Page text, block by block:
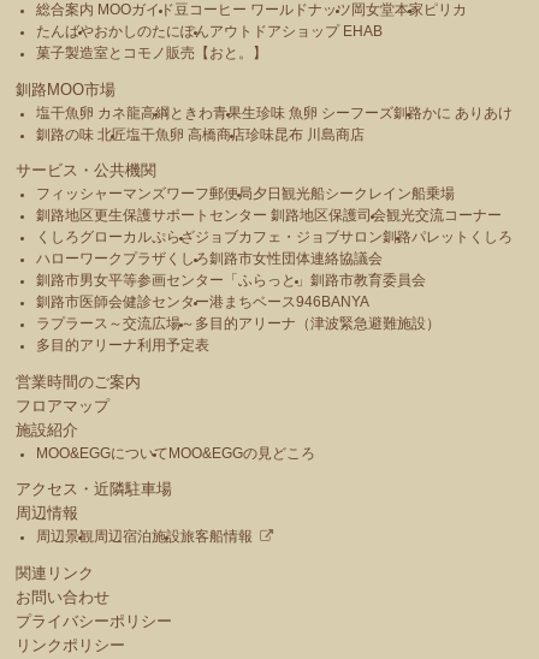
総合案内 MOOガイド豆コーヒー ワールドナッツ 岡女堂本家 ピリカ
たんばやおかしのたにぽんアウトドアショップ EHAB
菓子製造室とコモノ販売【おと。】
釧路MOO市場
塩干魚卵 カネ龍高綱 ときわ青果生珍味 魚卵 シーフーズ釧路かに ありあけ
釧路の味 北匠塩干魚卵 高橋商店珍味昆布 川島商店
サービス・公共機関
フィッシャーマンズワーフ郵便局夕日観光船シークレイン船乗場
釧路地区更生保護サポートセンター 釧路地区保護司会観光交流コーナー
くしろグローカルぷらざジョブカフェ・ジョブサロン釧路パレットくしろ
ハローワークプラザくしろ釧路市女性団体連絡協議会
釧路市男女平等参画センター「ふらっと」釧路市教育委員会
釧路市医師会健診センター港まちベース946BANYA
ラプラース～交流広場～ 多目的アリーナ（津波緊急避難施設）
多目的アリーナ利用予定表
営業時間のご案内
フロアマップ
施設紹介
MOO&EGGについて MOO&EGGの見どころ
アクセス・近隣駐車場
周辺情報
周辺景観 周辺宿泊施設旅客船情報
関連リンク
お問い合わせ
プライバシーポリシー
リンクポリシー